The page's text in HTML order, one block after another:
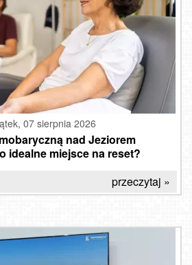
07 sierpnia 2026
nad Jeziorem
idealne miejsce na reset?
przeczytaj »